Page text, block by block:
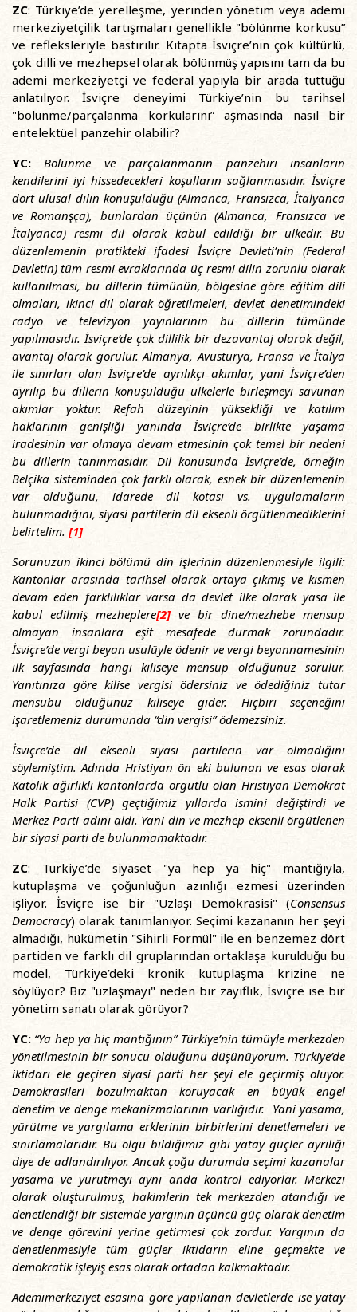
ZC: Türkiye’de yerelleşme, yerinden yönetim veya ademi
merkeziyetçilik tartışmaları genellikle "bölünme korkusu”
ve refleksleriyle bastırılır. Kitapta İsviçre’nin çok kültürlü,
çok dilli ve mezhepsel olarak bölünmüş yapısını tam da bu
ademi merkeziyetçi ve federal yapıyla bir arada tuttuğu
anlatılıyor. İsviçre deneyimi Türkiye’nin bu tarihsel
"bölünme/parçalanma korkularını” aşmasında nasıl bir
entelektüel panzehir olabilir?
YC: Bölünme ve parçalanmanın panzehiri insanların
kendilerini iyi hissedecekleri koşulların sağlanmasıdır. İsviçre
dört ulusal dilin konuşulduğu (Almanca, Fransızca, İtalyanca
ve Romanşça), bunlardan üçünün (Almanca, Fransızca ve
İtalyanca) resmi dil olarak kabul edildiği bir ülkedir. Bu
düzenlemenin pratikteki ifadesi İsviçre Devleti’nin (Federal
Devletin) tüm resmi evraklarında üç resmi dilin zorunlu olarak
kullanılması, bu dillerin tümünün, bölgesine göre eğitim dili
olmaları, ikinci dil olarak öğretilmeleri, devlet denetimindeki
radyo ve televizyon yayınlarının bu dillerin tümünde
yapılmasıdır. İsviçre’de çok dillilik bir dezavantaj olarak değil,
avantaj olarak görülür. Almanya, Avusturya, Fransa ve İtalya
ile sınırları olan İsviçre’de ayrılıkçı akımlar, yani İsviçre’den
ayrılıp bu dillerin konuşulduğu ülkelerle birleşmeyi savunan
akımlar yoktur. Refah düzeyinin yüksekliği ve katılım
haklarının genişliği yanında İsviçre’de birlikte yaşama
iradesinin var olmaya devam etmesinin çok temel bir nedeni
bu dillerin tanınmasıdır. Dil konusunda İsviçre’de, örneğin
Belçika sisteminden çok farklı olarak, esnek bir düzenlemenin
var olduğunu, idarede dil kotası vs. uygulamaların
bulunmadığını, siyasi partilerin dil eksenli örgütlenmediklerini
belirtelim. [1]
Sorunuzun ikinci bölümü din işlerinin düzenlenmesiyle ilgili:
Kantonlar arasında tarihsel olarak ortaya çıkmış ve kısmen
devam eden farklılıklar varsa da devlet ilke olarak yasa ile
kabul edilmiş mezheplere[2]ve bir dine/mezhebe mensup
olmayan insanlara eşit mesafede durmak zorundadır.
İsviçre’de vergi beyan usulüyle ödenir ve vergi beyannamesinin
ilk sayfasında hangi kiliseye mensup olduğunuz sorulur.
Yanıtınıza göre kilise vergisi ödersiniz ve ödediğiniz tutar
mensubu olduğunuz kiliseye gider. Hiçbiri seçeneğini
işaretlemeniz durumunda “din vergisi” ödemezsiniz.
İsviçre’de dil eksenli siyasi partilerin var olmadığını
söylemiştim. Adında Hristiyan ön eki bulunan ve esas olarak
Katolik ağırlıklı kantonlarda örgütlü olan Hristiyan Demokrat
Halk Partisi (CVP) geçtiğimiz yıllarda ismini değiştirdi ve
Merkez Parti adını aldı. Yani din ve mezhep eksenli örgütlenen
bir siyasi parti de bulunmamaktadır.
ZC: Türkiye’de siyaset "ya hep ya hiç" mantığıyla,
kutuplaşma ve çoğunluğun azınlığı ezmesi üzerinden
işliyor. İsviçre ise bir "Uzlaşı Demokrasisi" (Consensus
Democracy) olarak tanımlanıyor. Seçimi kazananın her şeyi
almadığı, hükümetin "Sihirli Formül" ile en benzemez dört
partiden ve farklı dil gruplarından ortaklaşa kurulduğu bu
model, Türkiye’deki kronik kutuplaşma krizine ne
söylüyor? Biz "uzlaşmayı" neden bir zayıflık, İsviçre ise bir
yönetim sanatı olarak görüyor?
YC: “Ya hep ya hiç mantığının” Türkiye’nin tümüyle merkezden
yönetilmesinin bir sonucu olduğunu düşünüyorum. Türkiye’de
iktidarı ele geçiren siyasi parti her şeyi ele geçirmiş oluyor.
Demokrasileri bozulmaktan koruyacak en büyük engel
denetim ve denge mekanizmalarının varlığıdır. Yani yasama,
yürütme ve yargılama erklerinin birbirlerini denetlemeleri ve
sınırlamalarıdır. Bu olgu bildiğimiz gibi yatay güçler ayrılığı
diye de adlandırılıyor. Ancak çoğu durumda seçimi kazanalar
yasama ve yürütmeyi aynı anda kontrol ediyorlar. Merkezi
olarak oluşturulmuş, hakimlerin tek merkezden atandığı ve
denetlendiği bir sistemde yargının üçüncü güç olarak denetim
ve denge görevini yerine getirmesi çok zordur. Yargının da
denetlenmesiyle tüm güçler iktidarın eline geçmekte ve
demokratik işleyiş esas olarak ortadan kalkmaktadır.
Ademimerkeziyet esasına göre yapılanan devletlerde ise yatay